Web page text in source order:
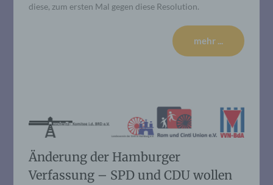
diese, zum ersten Mal gegen diese Resolution.
mehr ...
Änderung der Hamburger
Verfassung – SPD und CDU wollen